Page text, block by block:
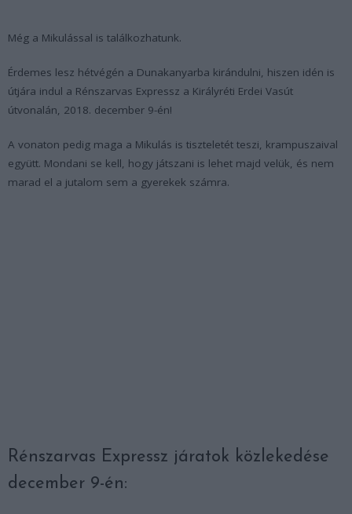
Még a Mikulással is találkozhatunk.
Érdemes lesz hétvégén a Dunakanyarba kirándulni, hiszen idén is
útjára indul a Rénszarvas Expressz a Királyréti Erdei Vasút
útvonalán, 2018. december 9-én!
A vonaton pedig maga a Mikulás is tiszteletét teszi, krampuszaival
együtt. Mondani se kell, hogy játszani is lehet majd velük, és nem
marad el a jutalom sem a gyerekek számra.
Rénszarvas Expressz járatok közlekedése
december 9-én: